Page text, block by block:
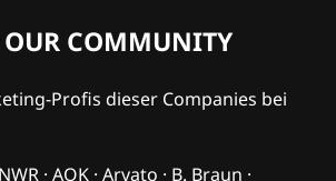
OUR COMMUNITY
Profis dieser Companies bei
· AOK · Arvato · B. Braun ·